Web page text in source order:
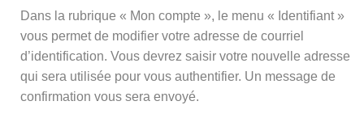
Dans la rubrique « Mon compte », le menu « Identifiant »
vous permet de modifier votre adresse de courriel
d’identification. Vous devrez saisir votre nouvelle adresse
qui sera utilisée pour vous authentifier. Un message de
confirmation vous sera envoyé.